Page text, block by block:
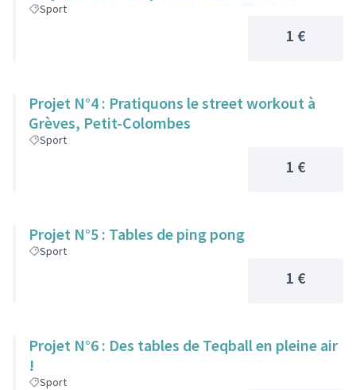
Sport
1 €
Projet N°4 : Pratiquons le street workout à
Grèves, Petit-Colombes
Sport
1 €
Projet N°5 : Tables de ping pong
Sport
1 €
Projet N°6 : Des tables de Teqball en pleine air
!
Sport